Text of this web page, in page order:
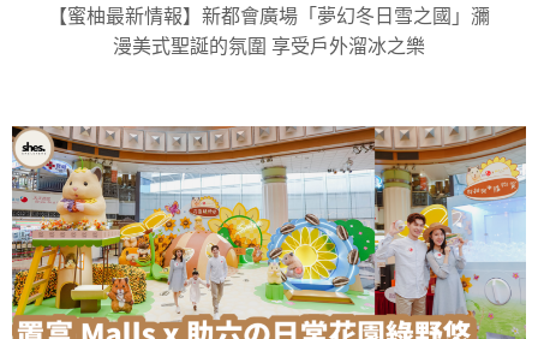
【蜜柚最新情報】新都會廣場「夢幻冬日雪之國」瀰
漫美式聖誕的氛圍 享受戶外溜冰之樂